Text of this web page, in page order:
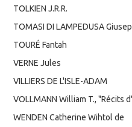
TOLKIEN J.R.R.
TOMASI DI LAMPEDUSA
TOURÉ Fantah
VERNE Jules
VILLIERS DE L'ISLE-ADAM
VOLLMANN William T., "Récits
WENDEN Catherine Wihtol de